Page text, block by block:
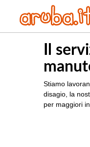
Il
Stiamo
disagio, la
per maggiori